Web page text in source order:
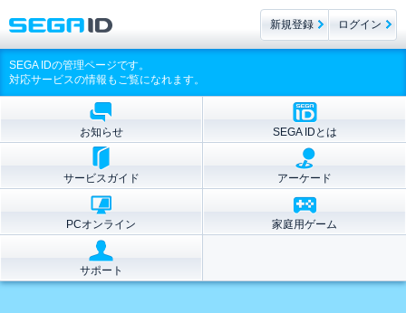
SEGA IDの管理ページです。
対応サービスの情報もご覧になれます。
お知らせ SEGA IDとは
サービスガイド アーケード
PCオンライン 家庭用ゲーム
サポート
新規登録 ログイン